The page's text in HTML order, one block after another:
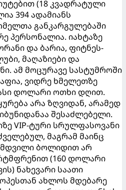
(18 კვადრატული
394 ადამიანს
განკარგულებაში
პერსონალია. იახტაზე
და ბარია, ფიტნეს-
მაღაზიები და
ამ მოცურავე სასტუმროში
ვიდრე ხმელეთზე
დოლარი ოთხი დღით.
არა ზღვიდან, არამედ
შესაძლებელი.
VIP-ტური სრულფასოვანი
მაგრამ მაინც
ბოლიდით არ
(160 დოლარი
ნახევარი საათი
ახლოს მდებარე